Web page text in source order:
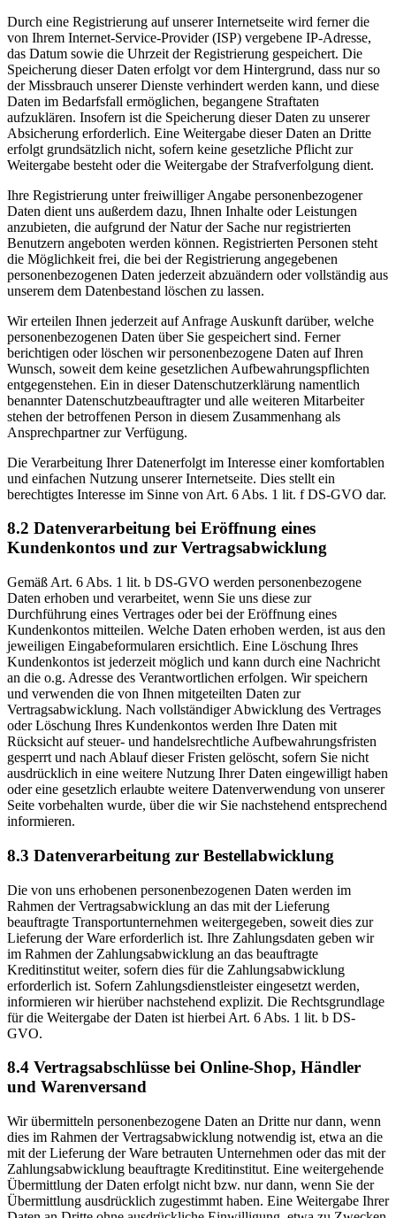
Durch eine Registrierung auf unserer Internetseite wird ferner die
von Ihrem Internet-Service-Provider (ISP) vergebene IP-Adresse,
das Datum sowie die Uhrzeit der Registrierung gespeichert. Die
Speicherung dieser Daten erfolgt vor dem Hintergrund, dass nur so
der Missbrauch unserer Dienste verhindert werden kann, und diese
Daten im Bedarfsfall ermöglichen, begangene Straftaten
aufzuklären. Insofern ist die Speicherung dieser Daten zu unserer
Absicherung erforderlich. Eine Weitergabe dieser Daten an Dritte
erfolgt grundsätzlich nicht, sofern keine gesetzliche Pflicht zur
Weitergabe besteht oder die Weitergabe der Strafverfolgung dient.
Ihre Registrierung unter freiwilliger Angabe personenbezogener
Daten dient uns außerdem dazu, Ihnen Inhalte oder Leistungen
anzubieten, die aufgrund der Natur der Sache nur registrierten
Benutzern angeboten werden können. Registrierten Personen steht
die Möglichkeit frei, die bei der Registrierung angegebenen
personenbezogenen Daten jederzeit abzuändern oder vollständig aus
unserem dem Datenbestand löschen zu lassen.
Wir erteilen Ihnen jederzeit auf Anfrage Auskunft darüber, welche
personenbezogenen Daten über Sie gespeichert sind. Ferner
berichtigen oder löschen wir personenbezogene Daten auf Ihren
Wunsch, soweit dem keine gesetzlichen Aufbewahrungspflichten
entgegenstehen. Ein in dieser Datenschutzerklärung namentlich
benannter Datenschutzbeauftragter und alle weiteren Mitarbeiter
stehen der betroffenen Person in diesem Zusammenhang als
Ansprechpartner zur Verfügung.
Die Verarbeitung Ihrer Datenerfolgt im Interesse einer komfortablen
und einfachen Nutzung unserer Internetseite. Dies stellt ein
berechtigtes Interesse im Sinne von Art. 6 Abs. 1 lit. f DS-GVO dar.
8.2 Datenverarbeitung bei Eröffnung eines
Kundenkontos und zur Vertragsabwicklung
Gemäß Art. 6 Abs. 1 lit. b DS-GVO werden personenbezogene
Daten erhoben und verarbeitet, wenn Sie uns diese zur
Durchführung eines Vertrages oder bei der Eröffnung eines
Kundenkontos mitteilen. Welche Daten erhoben werden, ist aus den
jeweiligen Eingabeformularen ersichtlich. Eine Löschung Ihres
Kundenkontos ist jederzeit möglich und kann durch eine Nachricht
an die o.g. Adresse des Verantwortlichen erfolgen. Wir speichern
und verwenden die von Ihnen mitgeteilten Daten zur
Vertragsabwicklung. Nach vollständiger Abwicklung des Vertrages
oder Löschung Ihres Kundenkontos werden Ihre Daten mit
Rücksicht auf steuer- und handelsrechtliche Aufbewahrungsfristen
gesperrt und nach Ablauf dieser Fristen gelöscht, sofern Sie nicht
ausdrücklich in eine weitere Nutzung Ihrer Daten eingewilligt haben
oder eine gesetzlich erlaubte weitere Datenverwendung von unserer
Seite vorbehalten wurde, über die wir Sie nachstehend entsprechend
informieren.
8.3 Datenverarbeitung zur Bestellabwicklung
Die von uns erhobenen personenbezogenen Daten werden im
Rahmen der Vertragsabwicklung an das mit der Lieferung
beauftragte Transportunternehmen weitergegeben, soweit dies zur
Lieferung der Ware erforderlich ist. Ihre Zahlungsdaten geben wir
im Rahmen der Zahlungsabwicklung an das beauftragte
Kreditinstitut weiter, sofern dies für die Zahlungsabwicklung
erforderlich ist. Sofern Zahlungsdienstleister eingesetzt werden,
informieren wir hierüber nachstehend explizit. Die Rechtsgrundlage
für die Weitergabe der Daten ist hierbei Art. 6 Abs. 1 lit. b DS-
GVO.
8.4 Vertragsabschlüsse bei Online-Shop, Händler
und Warenversand
Wir übermitteln personenbezogene Daten an Dritte nur dann, wenn
dies im Rahmen der Vertragsabwicklung notwendig ist, etwa an die
mit der Lieferung der Ware betrauten Unternehmen oder das mit der
Zahlungsabwicklung beauftragte Kreditinstitut. Eine weitergehende
Übermittlung der Daten erfolgt nicht bzw. nur dann, wenn Sie der
Übermittlung ausdrücklich zugestimmt haben. Eine Weitergabe Ihrer